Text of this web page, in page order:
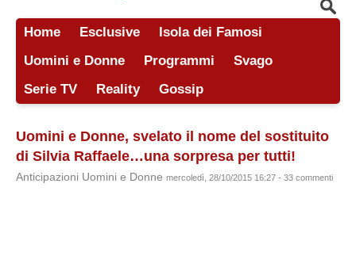
Home Esclusive
Isola dei Famosi
Uomini e Donne
Programmi
Svago
Serie TV
Reality Gossip
Uomini e Donne, svelato il nome del sostituito
di Silvia Raffaele…una sorpresa per tutti!
Anticipazioni Uomini e Donne mercoledì, 28/10/2015 16:27 - 33 commenti